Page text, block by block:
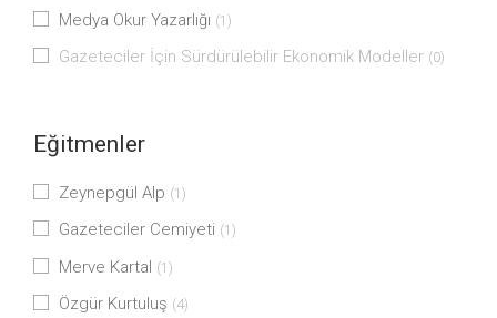
Medya Okur Yazarlığı (1)
Gazeteciler İçin Sürdürülebilir Ekonomik Modeller (0)
Eğitmenler
Zeynepgül Alp (1)
Gazeteciler Cemiyeti (1)
Merve Kartal (1)
Özgür Kurtuluş (4)